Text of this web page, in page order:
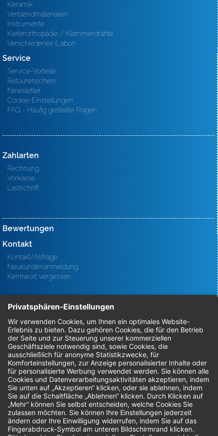
Keramik
Verblendmaterialien
Instrumente
Kieferorthopädie / Klammerdrähte
Verschiedenes (Labor)
Service
Service-Vorteile
Retourenschein
Newsletter
Cookie-Einstellungen
FAQ - Häufig gestellte Fragen
Zahlarten
Rechnung
Vorkasse
Lastschrift
Bewertungen
Kontakt
Kontakt/Anfrage
Neukundenanmeldung
Kennwort vergessen
Bestellungen
Sendung verfolgen
Geprüfter Shop